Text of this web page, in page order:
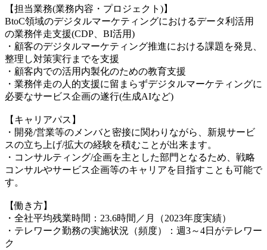
【担当業務(業務内容・プロジェクト)】
BtoC領域のデジタルマーケティングにおけるデータ利活用
の業務伴走支援(CDP、BI活用)
・顧客のデジタルマーケティング推進における課題を発見、
整理し対策実行までを支援
・顧客内での活用内製化のための教育支援
・業務伴走の人的支援に留まらずデジタルマーケティングに
必要なサービス企画の遂行(生成AIなど)
【キャリアパス】
・開発/営業等のメンバと密接に関わりながら、新規サービ
スの立ち上げ/拡大の経験を積むことが出来ます。
・コンサルティング/企画を主とした部門となるため、戦略
コンサルやサービス企画等のキャリアを目指すことも可能で
す。
【働き方】
・全社平均残業時間：23.6時間／月（2023年度実績）
・テレワーク勤務の実施状況（頻度）：週3～4日がテレワー
ク